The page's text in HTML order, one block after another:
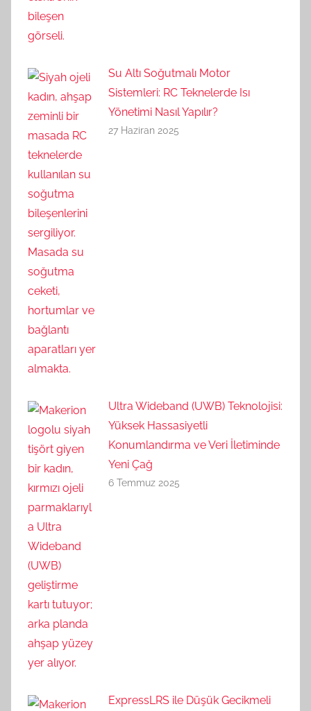
Su Altı Soğutmalı Motor
Sistemleri: RC Teknelerde Isı
Yönetimi Nasıl Yapılır?
27 Haziran 2025
Ultra Wideband (UWB) Teknolojisi:
Yüksek Hassasiyetli
Konumlandırma ve Veri İletiminde
Yeni Çağ
6 Temmuz 2025
ExpressLRS ile Düşük Gecikmeli